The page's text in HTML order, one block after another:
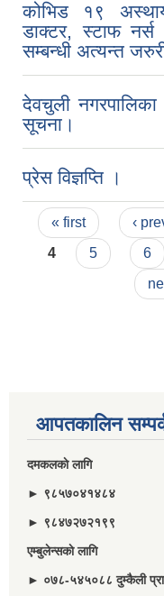
कोभिड १९
डाक्टर, स्टाफ नर्स
सम्बन्धी अत्यन्त
देवचुली
सूचना।
प्रेस विज्ञप्ति ।
Pages
« first ‹
4
5 6
आपतकालिन
दमकलकाे लागि
► ९८५७०४१४८४
► ९८४७२७२१९९
एम्बुलेन्सकाे लागि
► ०७८-५४५०८८ दुम्कैली